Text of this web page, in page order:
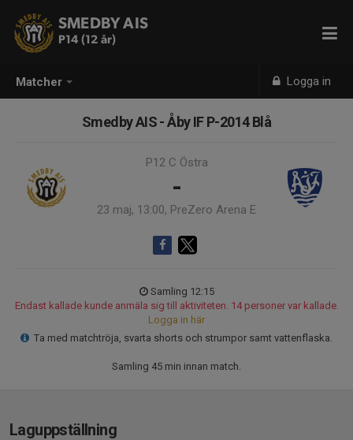
Matcher Logga in
SMEDBY AIS
P14 (12 år)
Smedby AIS - Åby IF P-2014 Blå
P12 C Östra
-
23 maj, 13:00, PreZero Arena E
Samling 12:15
Endast kallade kunde anmäla sig till aktiviteten. 14 personer var kallade.
Logga in här
Ta med matchtröja, svarta shorts och strumpor samt vattenflaska.
Samling 45 min innan match.
Laguppställning